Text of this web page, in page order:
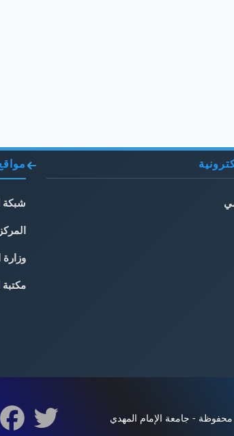
شبكة
وزارة
مكتبة